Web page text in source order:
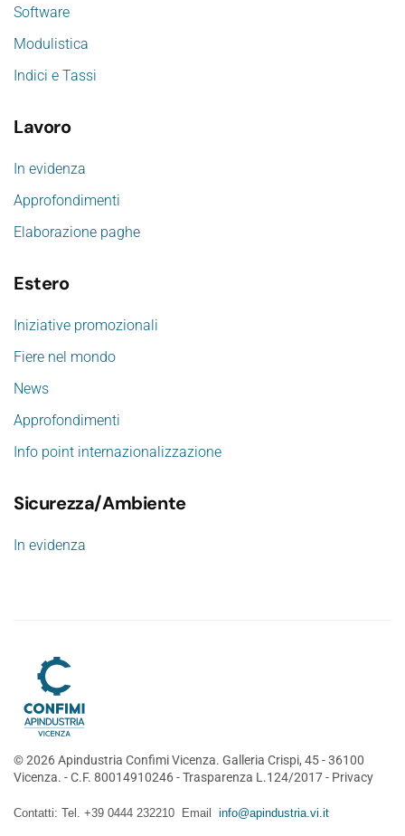
Software
Modulistica
Indici e Tassi
Lavoro
In evidenza
Approfondimenti
Elaborazione paghe
Estero
Iniziative promozionali
Fiere nel mondo
News
Approfondimenti
Info point internazionalizzazione
Sicurezza/Ambiente
In evidenza
©2026Apindustria Confimi Vicenza. Galleria Crispi, 45 - 36100
Vicenza. - C.F. 80014910246 -Trasparenza L.124/2017- Privacy
Contatti: Tel. +39 0444 232210 Email info@apindustria.vi.it